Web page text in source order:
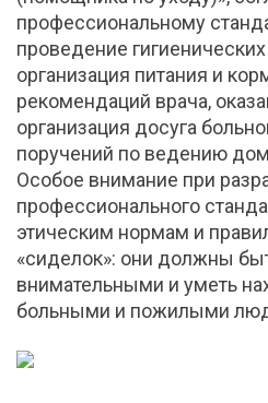
профессиональному
проведение
организация питания и
рекомендаций врача,
организация досуга
поручений по ведению
Особое внимание при
профессионального
этическим нормам и
«сиделок»: они должны
внимательными и уметь
больными и пожилыми